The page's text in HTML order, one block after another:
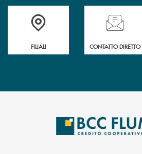
Trova la filiale più vicina a te
FILIALI
Hai bisogno di
CONTATTO DIRETTO